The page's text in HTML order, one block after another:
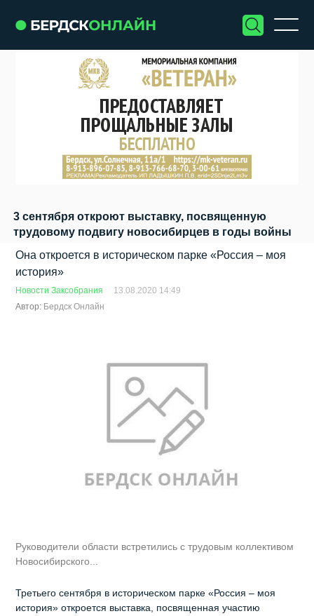
3 сентября откроют выставку, посвященную
трудовому подвигу новосибирцев в годы войны
Она откроется в историческом парке «Россия – моя
история»
Новости Заксобрания
13.08.2020 14:49
Автор: Бердск Онлайн
Руководители области встретились с трудовым коллективом
Новосибирского...
Третьего сентября в историческом парке «Россия – моя
история» откроется выставка, посвященная участию